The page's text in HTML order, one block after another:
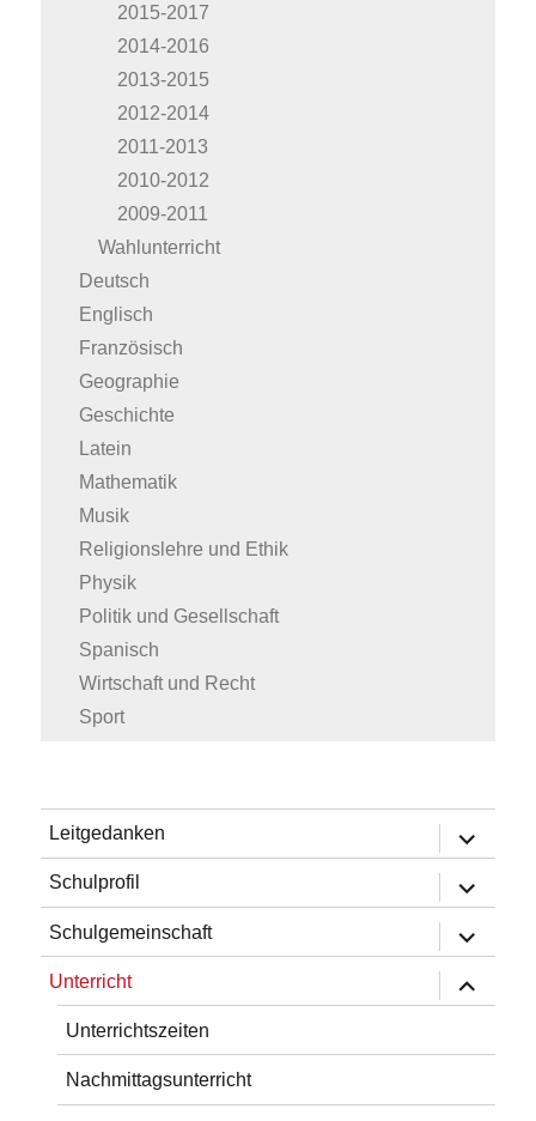
2015-2017
2014-2016
2013-2015
2012-2014
2011-2013
2010-2012
2009-2011
Wahlunterricht
Deutsch
Englisch
Französisch
Geographie
Geschichte
Latein
Mathematik
Musik
Religionslehre und Ethik
Physik
Politik und Gesellschaft
Spanisch
Wirtschaft und Recht
Sport
Leitgedanken
öffnen
Schulprofil
öffnen
Schulgemeinschaft
öffnen
Unterricht
öffnen
Unterrichtszeiten
Nachmittagsunterricht